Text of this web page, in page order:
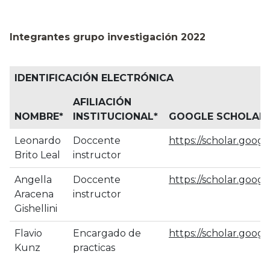
Integrantes grupo investigación 2022
IDENTIFICACIÓN ELECTRÓNICA
NOMBRE*
AFILIACIÓN
INSTITUCIONAL* GOOGLE SCHOLAR
Leonardo
Brito Leal
Doccente
instructor
https://
Angella
Aracena
Gishellini
Doccente
instructor
https://
Flavio
Kunz
Encargado de
practicas
https://